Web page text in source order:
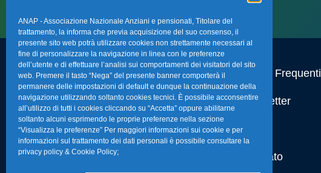
ANAP - Associazione Nazionale Anziani e pensionati, Titolare del
trattamento, la informa che previa acquisizione del suo consenso, il
presente sito web potrà utilizzare cookies non strettamente necessari al
fine di personalizzare la navigazione in linea con le preferenze
dell’utente e di effettuare l’analisi sui comportamenti dei visitatori del sito
web. Premere il tasto “Nega” del presente banner comporterà il
permanere delle impostazioni di default e dunque la continuazione della
navigazione utilizzando soltanto cookies tecnici. È possibile acconsentire
all’utilizzo di tutti i cookies cliccando su “Accetta” oppure abilitarne
soltanto alcuni esprimendo le proprie preferenze nella sezione
“Visualizza le preferenze” Per maggiori informazioni sui cookie e per
informazioni sul trattamento dei dati personali è possibile consultare la
privacy policy & Cookie Policy;
Sede Nazionale Anap Confartigianato:
Indirizzo: Via S. Giovanni in Laterano,
152 – 00184 Roma RM
Telefono: 0670374202
E-mail: anap@confartigianato.it
FAQ – Domande Frequenti
La nostra Newsletter
Link Utili
TG Confartigianato